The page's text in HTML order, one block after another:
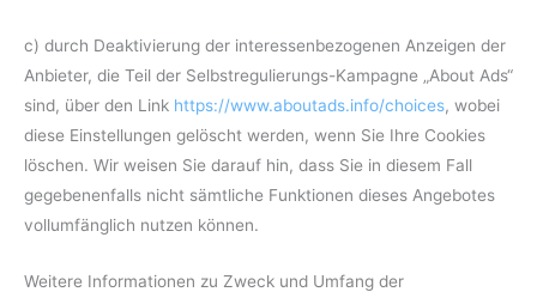
c) durch Deaktivierung der interessenbezogenen Anzeigen der
Anbieter, die Teil der Selbstregulierungs-Kampagne „About Ads“
sind, über den Link https://www.aboutads.info/choices, wobei
diese Einstellungen gelöscht werden, wenn Sie Ihre Cookies
löschen. Wir weisen Sie darauf hin, dass Sie in diesem Fall
gegebenenfalls nicht sämtliche Funktionen dieses Angebotes
vollumfänglich nutzen können.
Weitere Informationen zu Zweck und Umfang der